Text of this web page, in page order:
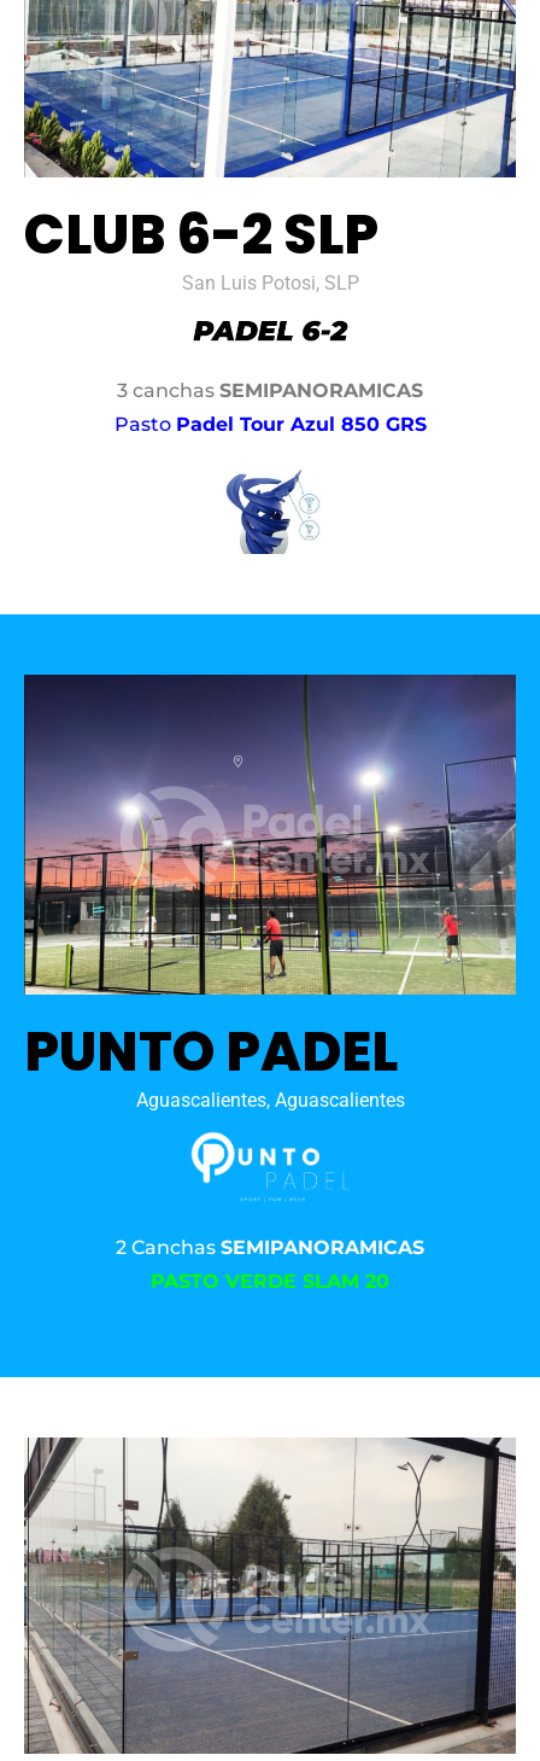
CLUB 6-2 SLP
San Luis Potosi, SLP
3 canchas SEMIPANORAMICAS
Pasto Padel Tour Azul 850 GRS
PUNTO PADEL
Aguascalientes, Aguascalientes
2 Canchas SEMIPANORAMICAS
PASTO VERDE SLAM 20